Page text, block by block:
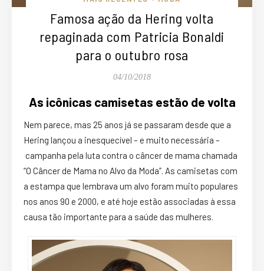
Famosa ação da Hering volta
repaginada com Patricia Bonaldi
para o outubro rosa
04/10/2018
As icônicas camisetas estão de volta
Nem parece, mas 25 anos já se passaram desde que a
Hering lançou a inesquecível – e muito necessária –
campanha pela luta contra o câncer de mama chamada
“O Câncer de Mama no Alvo da Moda”. As camisetas com
a estampa que lembrava um alvo foram muito populares
nos anos 90 e 2000, e até hoje estão associadas à essa
causa tão importante para a saúde das mulheres.